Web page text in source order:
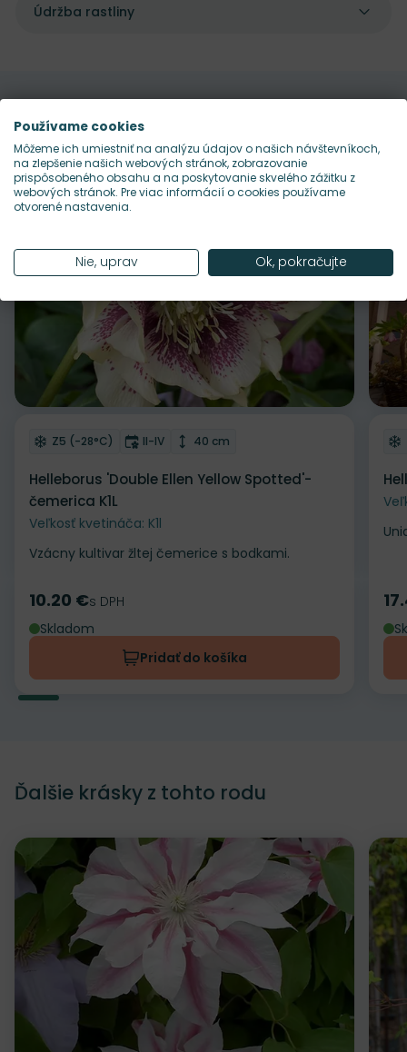
Údržba rastliny
Pekne sa dopĺňajú s
Odober do zoznamu želaní
Mrazuvzdornosť
Z5 (-28°C) Doba kvitnutia
II-IV Výška rastliny
40 cm
Helleborus 'Double Ellen Yellow Spotted'-
čemerica K1L
Veľkosť kvetináča: K1l
Vzácny kultivar žltej čemerice s bodkami.
Cena
10.20 €s DPH
Skladom
Pridať do košíka
Ďalšie krásky z tohto rodu
Používame cookies
Môžeme ich umiestniť na analýzu údajov o našich návštevníkoch,
na zlepšenie našich webových stránok, zobrazovanie
prispôsobeného obsahu a na poskytovanie skvelého zážitku z
webových stránok. Pre viac informácií o cookies používame
otvorené nastavenia.
Nie, uprav Ok, pokračujte